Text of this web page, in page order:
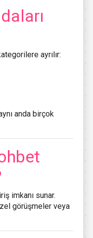
ayrılır:
anda birçok
imkanı sunar.
görüşmeler veya